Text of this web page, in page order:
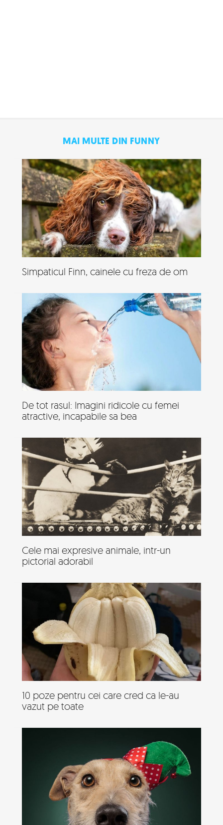
MAI MULTE DIN FUNNY
Simpaticul Finn, cainele cu freza de om
De tot rasul: Imagini ridicole cu femei
atractive, incapabile sa bea
Cele mai expresive animale, intr-un
pictorial adorabil
10 poze pentru cei care cred ca le-au
vazut pe toate